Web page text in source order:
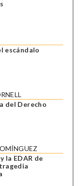
escándalo
del Derecho
la EDAR de